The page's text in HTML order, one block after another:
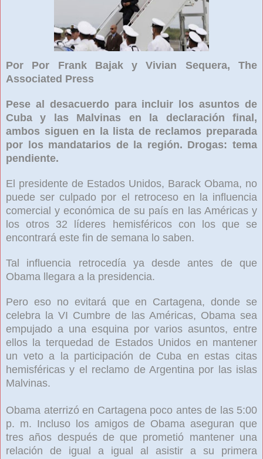
Por Por Frank Bajak y Vivian Sequera, The
Associated Press
Pese al desacuerdo para incluir los asuntos de
Cuba y las Malvinas en la declaración final,
ambos siguen en la lista de reclamos preparada
por los mandatarios de la región. Drogas: tema
pendiente.
El presidente de Estados Unidos, Barack Obama, no
puede ser culpado por el retroceso en la influencia
comercial y económica de su país en las Américas y
los otros 32 líderes hemisféricos con los que se
encontrará este fin de semana lo saben.
Tal influencia retrocedía ya desde antes de que
Obama llegara a la presidencia.
Pero eso no evitará que en Cartagena, donde se
celebra la VI Cumbre de las Américas, Obama sea
empujado a una esquina por varios asuntos, entre
ellos la terquedad de Estados Unidos en mantener
un veto a la participación de Cuba en estas citas
hemisféricas y el reclamo de Argentina por las islas
Malvinas.
Obama aterrizó en Cartagena poco antes de las 5:00
p. m. Incluso los amigos de Obama aseguran que
tres años después de que prometió mantener una
relación de igual a igual al asistir a su primera